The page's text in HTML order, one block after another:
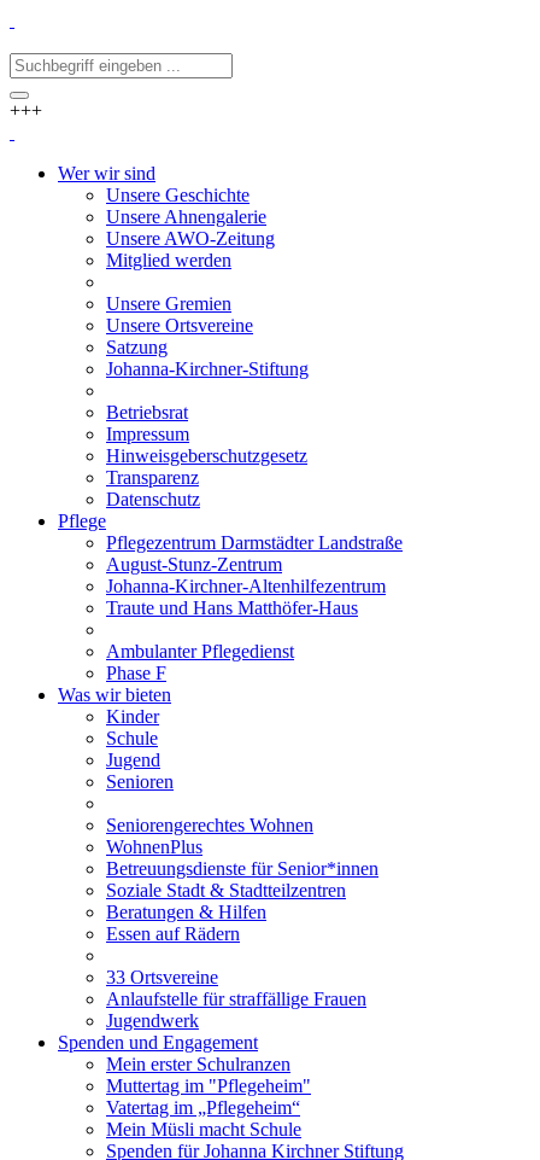
+++
Wer wir sind
Unsere Geschichte
Unsere Ahnengalerie
Unsere AWO-Zeitung
Mitglied werden
Unsere Gremien
Unsere Ortsvereine
Satzung
Johanna-Kirchner-Stiftung
Betriebsrat
Impressum
Hinweisgeberschutzgesetz
Transparenz
Datenschutz
Pflege
Pflegezentrum Darmstädter Landstraße
August-Stunz-Zentrum
Johanna-Kirchner-Altenhilfezentrum
Traute und Hans Matthöfer-Haus
Ambulanter Pflegedienst
Phase F
Was wir bieten
Kinder
Schule
Jugend
Senioren
Seniorengerechtes Wohnen
WohnenPlus
Betreuungsdienste für Senior*innen
Soziale Stadt & Stadtteilzentren
Beratungen & Hilfen
Essen auf Rädern
33 Ortsvereine
Anlaufstelle für straffällige Frauen
Jugendwerk
Spenden und Engagement
Mein erster Schulranzen
Muttertag im "Pflegeheim"
Vatertag im „Pflegeheim“
Mein Müsli macht Schule
Spenden für Johanna Kirchner Stiftung